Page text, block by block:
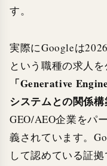
す。
実際にGoogleは
という職種の求人
「Generative
システムとの関係構
GEO/AEO企業をパ
義されています。
して認めている証拠